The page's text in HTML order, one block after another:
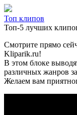
Топ клипов
Топ-5 лучших
Смотрите прямо
Kliparik.ru!
В этом блоке
различных жанров
Желаем вам